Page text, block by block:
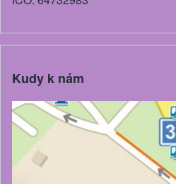
Kudy k nám